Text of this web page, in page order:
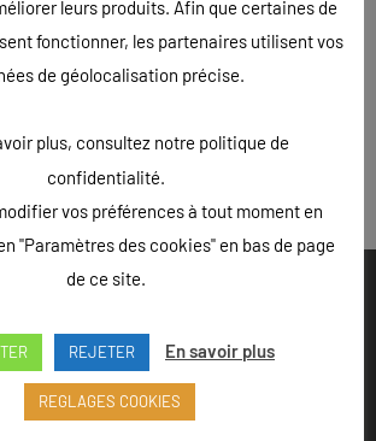
de livre sportives.
vendredi de 9h à 18h - Rue Louis Lepître,
entreprises, 52200 LANGRES
leurs produits. Afin que certaines de
fonctionner, les partenaires utilisent vos
de géolocalisation précise.
plus, consultez notre politique de
confidentialité.
vos préférences à tout moment en
"Paramètres des cookies" en bas de page
de ce site.
REJETER En savoir plus
REGLAGES COOKIES